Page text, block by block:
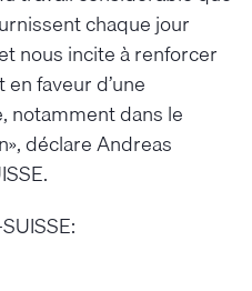
chaque jour
nous incite à renforcer
faveur d’une
notamment dans le
déclare Andreas